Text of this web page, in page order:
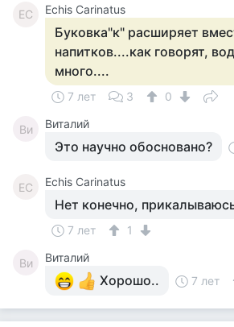
EC Echis Carinatus
Буковка"к" расширяет
напитков....как говорят,
много....
7 лет 3 0
Ви Виталий
Это научно обосновано?
EC Echis Carinatus
Нет конечно,
7 лет 1
Ви Виталий
Хорошо.. 7 лет